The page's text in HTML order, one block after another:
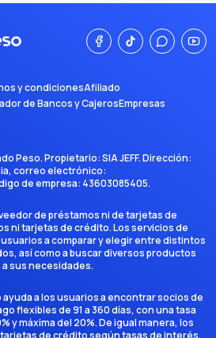
y condicionesAfiliado
de Bancos y CajerosEmpresas
Peso. Propietario:SIA JEFF. Dirección:
, correo electrónico:
de empresa: 43603085405.
de préstamos ni de tarjetas de
ni tarjetas de crédito. Los servicios de
a comparar y elegir entre distintos
así como a buscar diversos productos
sus necesidades.
ayuda a los usuarios a encontrar socios de
flexibles de 91 a 360 días, con una tasa
y máxima del 20%. De igual manera, los
de crédito según tasas de interés,